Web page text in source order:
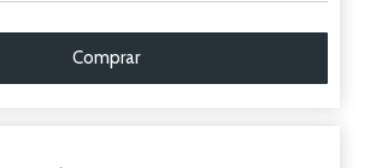
Comprar